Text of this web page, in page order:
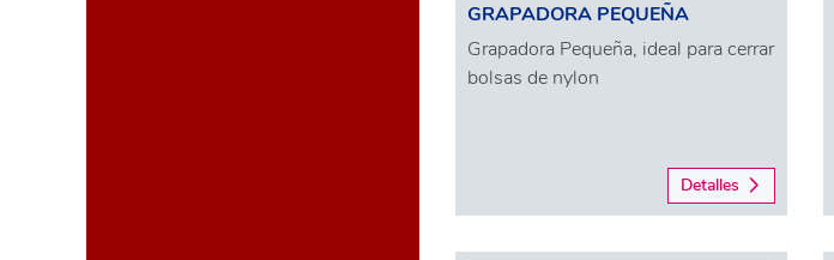
GRAPADORA PEQUEÑA
Grapadora Pequeña, ideal para cerrar
bolsas de nylon
Detalles